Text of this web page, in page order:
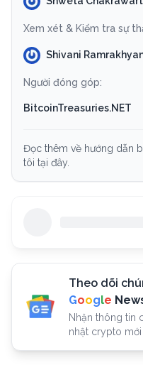
Xem xét & Kiểm tra sự
Shivani
Người đóng góp:
BitcoinTreasuries.NET
Đọc thêm về hướng dẫn
tôi tại đây.
Theo dõi
Google
Nhận thông tin
nhật crypto mới